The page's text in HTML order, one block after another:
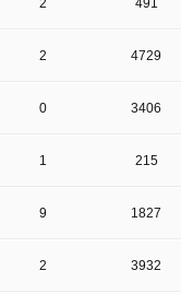
2 491
2 4729
0 3406
1 215
9 1827
2 3932